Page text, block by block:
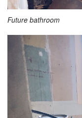
Future bathroom